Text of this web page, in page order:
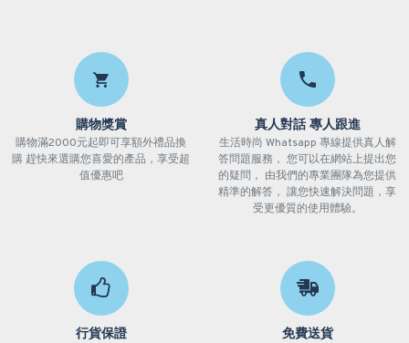
購物獎賞
購物滿2000元起即可享額外禮品換
購 趕快來選購您喜愛的產品，享受超
值優惠吧
真人對話 專人跟進
生活時尚 Whatsapp 專線提供真人解
答問題服務， 您可以在網站上提出您
的疑問， 由我們的專業團隊為您提供
精準的解答， 讓您快速解決問題，享
受更優質的使用體驗。
行貨保證 免費送貨